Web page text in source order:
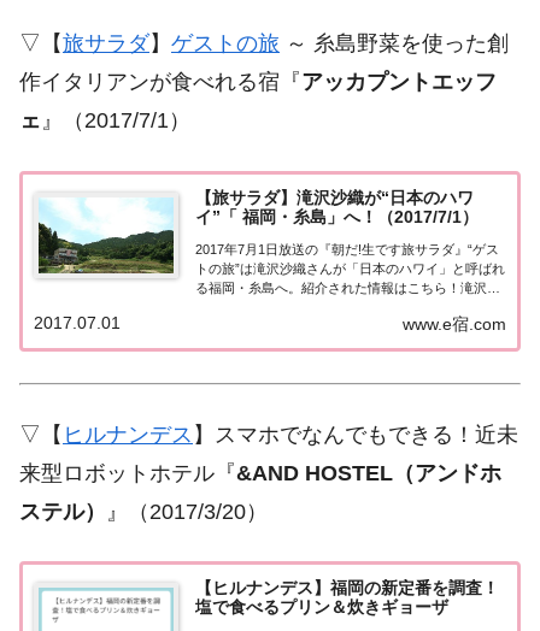
▽【旅サラダ】 ゲストの旅 ～ 糸島野菜を使った創
作イタリアンが食べれる宿『アッカプントエッフ
ェ』（2017/7/1）
【旅サラダ】滝沢沙織が“日本のハワ
イ”「 福岡・糸島」へ！（2017/7/1）
2017年7月1日放送の『朝だ!生です旅サラダ』“ゲス
トの旅”は滝沢沙織さんが「日本のハワイ」と呼ばれ
る福岡・糸島へ。紹介された情報はこちら！滝沢沙
旅”は滝沢沙織さん。「日本のハワイ」と呼ばれ注目
を集める福岡・糸島で、大注目のブラ...
www.e宿.com
2017.07.01
▽【 ヒルナンデス 】スマホでなんでもできる！近未
来型ロボットホテル『&AND HOSTEL（アンドホ
ステル）
』（2017/3/20）
【ヒルナンデス】福岡の新定番を調査！
塩で食べるプリン＆炊きギョーザ